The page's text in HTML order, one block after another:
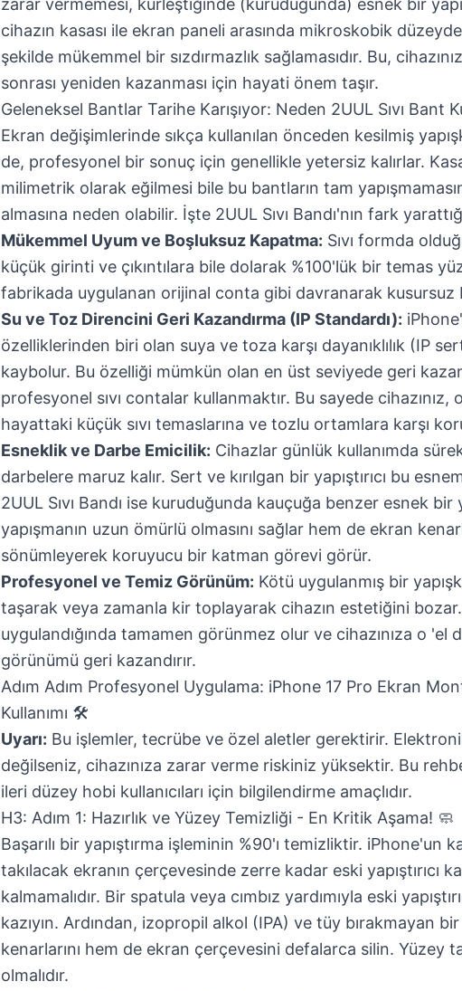
zarar vermemesi, kürleştiğinde (kuruduğunda) esnek bir
cihazın kasası ile ekran paneli arasında mikroskobik
şekilde mükemmel bir sızdırmazlık sağlamasıdır. Bu,
sonrası yeniden kazanması için hayati önem taşır.
Geleneksel Bantlar Tarihe Karışıyor: Neden 2UUL Sıvı Bant
Ekran değişimlerinde sıkça kullanılan önceden kesilmiş
de, profesyonel bir sonuç için genellikle yetersiz kalırlar.
milimetrik olarak eğilmesi bile bu bantların tam
almasına neden olabilir. İşte 2UUL Sıvı Bandı'nın fark
Mükemmel Uyum ve Boşluksuz Kapatma: Sıvı formda
küçük girinti ve çıkıntılara bile dolarak %100'lük bir temas
fabrikada uygulanan orijinal conta gibi davranarak kusursuz
Su ve Toz Direncini Geri Kazandırma (IP Standardı):
özelliklerinden biri olan suya ve toza karşı dayanıklılık (IP
kaybolur. Bu özelliği mümkün olan en üst seviyede geri
profesyonel sıvı contalar kullanmaktır. Bu sayede cihazınız,
hayattaki küçük sıvı temaslarına ve tozlu ortamlara karşı
Esneklik ve Darbe Emicilik: Cihazlar günlük kullanımda
darbelere maruz kalır. Sert ve kırılgan bir yapıştırıcı bu
2UUL Sıvı Bandı ise kuruduğunda kauçuğa benzer esnek bir
yapışmanın uzun ömürlü olmasını sağlar hem de ekran
sönümleyerek koruyucu bir katman görevi görür.
Profesyonel ve Temiz Görünüm: Kötü uygulanmış bir
taşarak veya zamanla kir toplayarak cihazın estetiğini bozar.
uygulandığında tamamen görünmez olur ve cihazınıza o 'el
görünümü geri kazandırır.
Adım Adım Profesyonel Uygulama: iPhone 17 Pro Ekran
Kullanımı 🛠️
Uyarı: Bu işlemler, tecrübe ve özel aletler gerektirir.
değilseniz, cihazınıza zarar verme riskiniz yüksektir. Bu
ileri düzey hobi kullanıcıları için bilgilendirme amaçlıdır.
H3: Adım 1: Hazırlık ve Yüzey Temizliği - En Kritik Aşama! 🧼
Başarılı bir yapıştırma işleminin %90'ı temizliktir. iPhone'un
takılacak ekranın çerçevesinde zerre kadar eski yapıştırıcı
kalmamalıdır. Bir spatula veya cımbız yardımıyla eski
kazıyın. Ardından, izopropil alkol (IPA) ve tüy bırakmayan
kenarlarını hem de ekran çerçevesini defalarca silin. Yüzey
olmalıdır.